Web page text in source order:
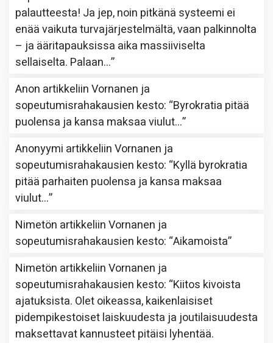
palautteesta! Ja jep, noin pitkänä systeemi ei
enää vaikuta turvajärjestelmältä, vaan palkinnolta
– ja ääritapauksissa aika massiiviselta
sellaiselta. Palaan…”
Anon artikkeliinVornanen ja
sopeutumisrahakausien kesto: “Byrokratia pitää
puolensa ja kansa maksaa viulut…”
Anonyymi artikkeliinVornanen ja
sopeutumisrahakausien kesto: “Kyllä byrokratia
pitää parhaiten puolensa ja kansa maksaa
viulut…”
Nimetön artikkeliinVornanen ja
sopeutumisrahakausien kesto: “Aikamoista”
Nimetön artikkeliinVornanen ja
sopeutumisrahakausien kesto: “Kiitos kivoista
ajatuksista. Olet oikeassa, kaikenlaisiset
pidempikestoiset laiskuudesta ja joutilaisuudesta
maksettavat kannusteet pitäisi lyhentää.